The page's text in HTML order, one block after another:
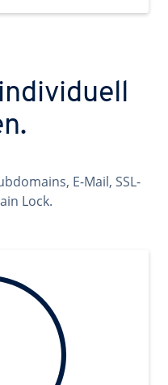
E-Mail, SSL-
Lock.